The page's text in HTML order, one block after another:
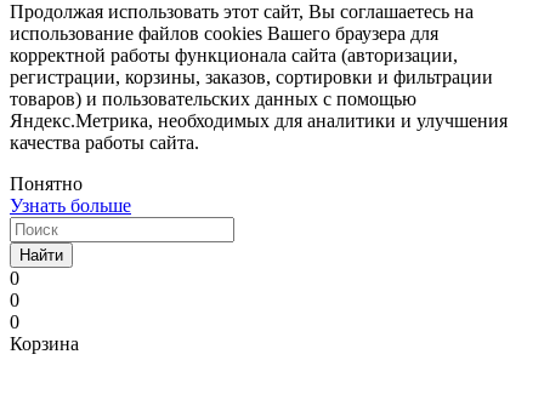
Продолжая использовать этот сайт, Вы соглашаетесь на
использование файлов cookies Вашего браузера для
корректной работы функционала сайта (авторизации,
регистрации, корзины, заказов, сортировки и фильтрации
товаров) и пользовательских данных с помощью
Яндекс.Метрика, необходимых для аналитики и улучшения
качества работы сайта.
Понятно
Узнать больше
Найти
0
0
0
Корзина